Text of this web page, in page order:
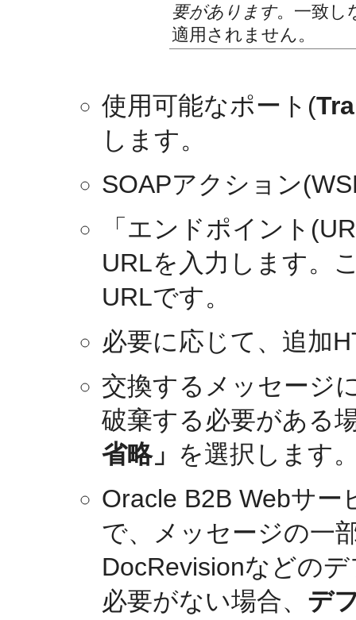
要があります。一致し
適用されません。
使用可能なポート(
します。
SOAPアクション
「エンドポイント
URLを入力します。
URLです。
必要に応じて、追加
交換するメッセージ
破棄する必要がある
省略」 を選択します
Oracle B2B Webサ
で、メッセージの一
DocRevisionなどの
必要がない場合、 デ